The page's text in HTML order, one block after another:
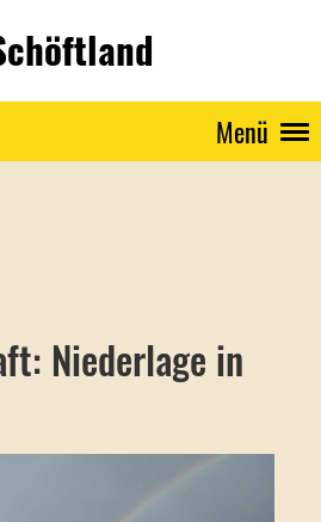
Menü
Niederlage in